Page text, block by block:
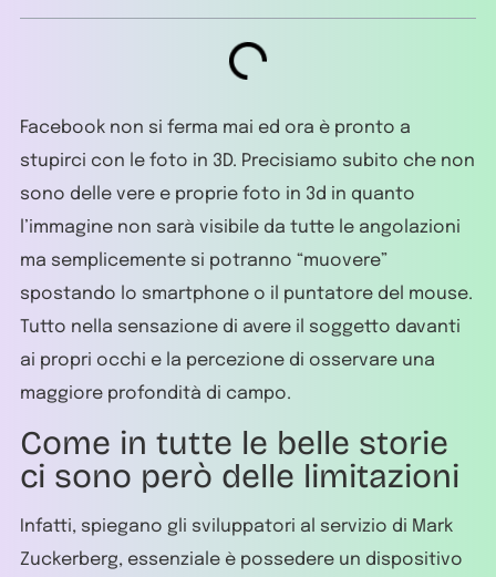
Facebook non si ferma mai ed ora è pronto a
stupirci con le foto in 3D. Precisiamo subito che non
sono delle vere e proprie foto in 3d in quanto
l’immagine non sarà visibile da tutte le angolazioni
ma semplicemente si potranno “muovere”
spostando lo smartphone o il puntatore del mouse.
Tutto nella sensazione di avere il soggetto davanti
ai propri occhi e la percezione di osservare una
maggiore profondità di campo.
Come in tutte le belle storie
ci sono però delle limitazioni
Infatti, spiegano gli sviluppatori al servizio di Mark
Zuckerberg, essenziale è possedere un dispositivo